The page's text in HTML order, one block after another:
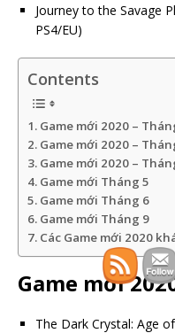
Journey to the Savage
PS4/EU)
Contents
Game mới 2020 –
Game mới 2020 –
Game mới 2020 –
Game mới Tháng 5
Game mới Tháng 6
Game mới Tháng 9
Các Game mới 2020
Game mới
The Dark Crystal: Age